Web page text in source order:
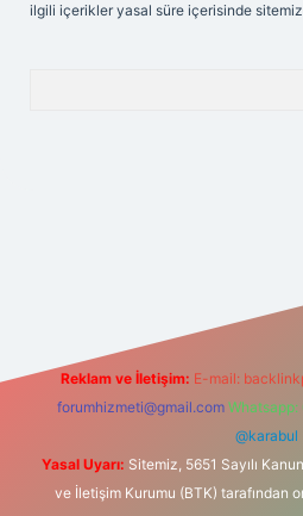
ilgili içerikler yasal süre içerisinde
Reklam ve İletişim: E-mail:
forumhizmeti@gmail.com
@karabul
Yasal Uyarı: Sitemiz, 5651 Sayılı
ve İletişim Kurumu (BTK) tarafından